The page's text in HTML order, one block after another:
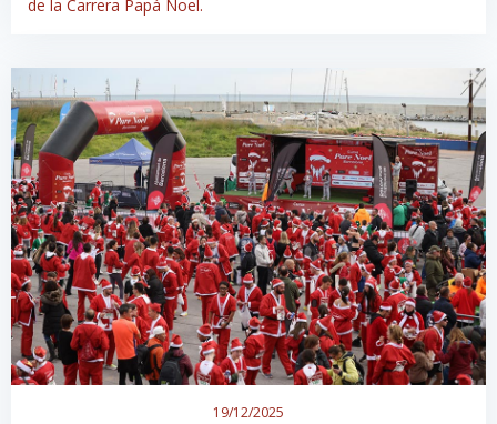
de la Carrera Papá Noel.
19/12/2025